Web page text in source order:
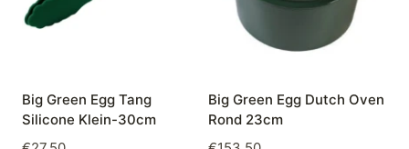
Big Green Egg Tang
Silicone Klein-30cm
Big Green Egg Dutch Oven
Rond 23cm